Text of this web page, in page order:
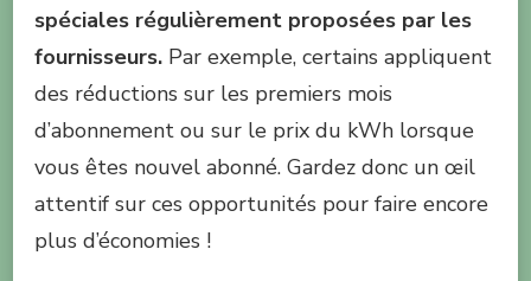
spéciales régulièrement proposées par les
fournisseurs. Par exemple, certains appliquent
des réductions sur les premiers mois
d’abonnement ou sur le prix du kWh lorsque
vous êtes nouvel abonné. Gardez donc un œil
attentif sur ces opportunités pour faire encore
plus d’économies !